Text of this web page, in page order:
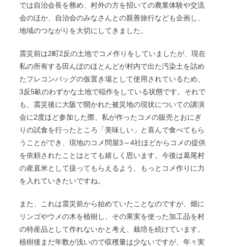
では自治会長を務め、村外の方を招いての農業体験や交流
会のほか、自治会のみなさんとの親善旅行なども企画し、
地域のつながりを大切にしてきました。
震災前は2町2反の土地でコメ作りをしていましたが、現在
私の所有する田んぼのほとんどが村内で出た汚染土を詰め
たフレコンバッグの仮置き場として使用されているため、
3反5畝のわずかな土地で稲作をしている状態です。それで
も、震災後に大阪で開かれた被災地の現状についての講演
会に2度ほど参加した際、私が作ったコメの販売とおにぎ
りの試食を行ったところ「美味しい」と喜んで食べてもら
うことができ、現地のコメ問屋3～4社ほどからコメの提供
を依頼されたことはとても嬉しく思います。今後は葛尾村
の産直米として扱ってもらえるよう、もっとコメ作りに力
を入れていきたいですね。
また、これは震災前から始めていたことなのですが、畑に
リンゴやウメの木を植樹し、その果実を使った加工品を村
の特産品として作れないかと考え、栽培を続けています。
植樹後まだ年数が浅いので収穫量は少ないですが、年々実